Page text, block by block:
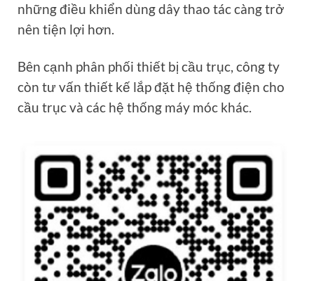
những điều khiển dùng dây thao tác càng trở
nên tiện lợi hơn.
Bên cạnh phân phối thiết bị cầu trục, công ty
còn tư vấn thiết kế lắp đặt hệ thống điện cho
cầu trục và các hệ thống máy móc khác.